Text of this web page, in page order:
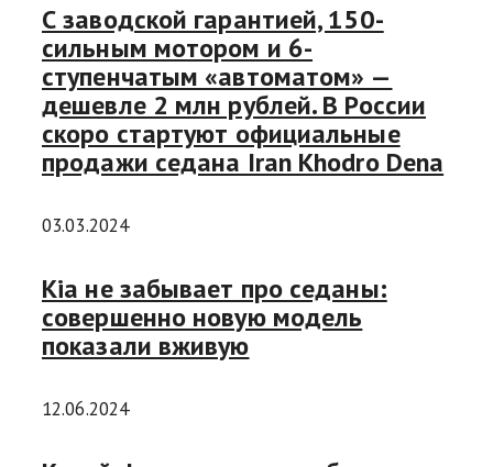
С заводской гарантией, 150-
сильным мотором и 6-
ступенчатым «автоматом» —
дешевле 2 млн рублей. В России
скоро стартуют официальные
продажи седана Iran Khodro Dena
03.03.2024
Kia не забывает про седаны:
совершенно новую модель
показали вживую
12.06.2024